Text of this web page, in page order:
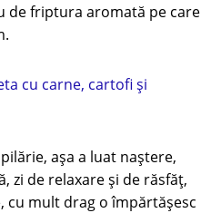
de friptura aromată pe care
cu carne, cartofi și
aşa a luat naştere,
zi de relaxare şi de răsfăţ,
cu mult drag o împărtășesc